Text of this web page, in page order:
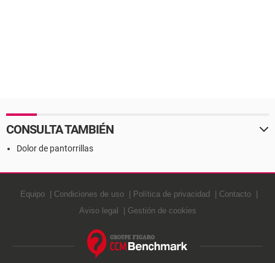
CONSULTA TAMBIÉN
Dolor de pantorrillas
Equipo Condiciones de uso Política de privacidad
Contacto
Aviso legal
Gestión de cookies